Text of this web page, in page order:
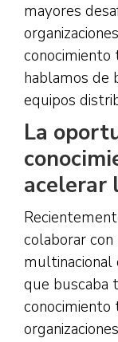
mayores
conocimiento
hablamos de
equipos
La
acelerar
colaborar
que buscaba
conocimiento